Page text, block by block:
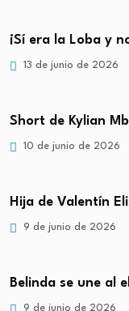
¡Sí era la Loba y
13 de junio de 2026
Short de Kylian
10 de junio de 2026
Hija de Valentín
9 de junio de 2026
Belinda se une al
9 de junio de 2026